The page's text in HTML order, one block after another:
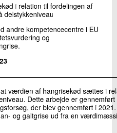
i relation til fordelingen af
delstykkeniveau
andre kompetencecentre i EU
og
værdien af hangrisekød sættes i
Dette arbejde er
der blev gennemført i
og galtgrise ud fra en